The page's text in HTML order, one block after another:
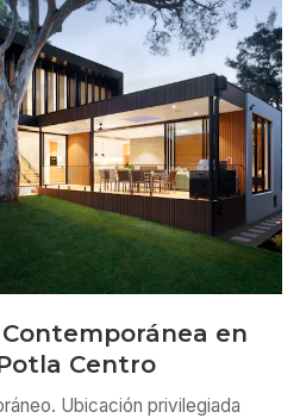
en
Centro
Ubicación privilegiada